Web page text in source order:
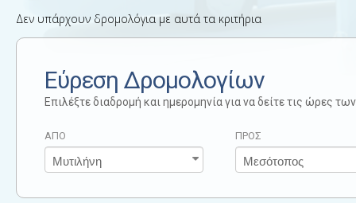
Δεν υπάρχουν δρομολόγια με αυτά τα κριτήρια
Εύρεση Δρομολογίων
Επιλέξτε διαδρομή και ημερομηνία για να δείτε τις ώρες
ΑΠΟ ΠΡΟΣ